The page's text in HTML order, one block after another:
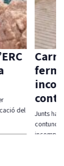
Junts ha
del